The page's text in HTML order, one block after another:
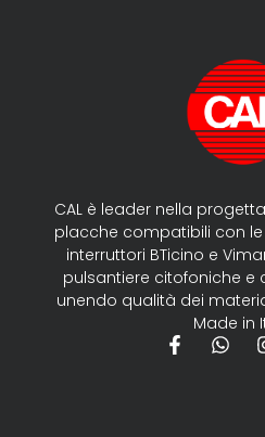
CAL è leader nella
placche compatibili con le
interruttori BTicino e
pulsantiere citofoniche e
unendo qualità dei
Made in